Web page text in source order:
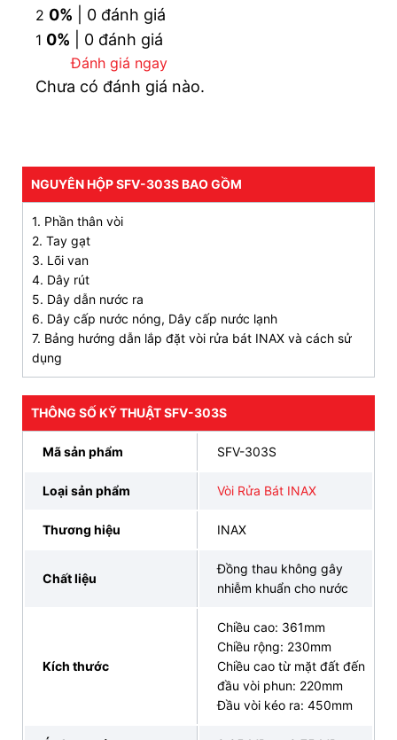
2. Ưu điểm nổi bật của vòi bếp INAX SFV303S
Thiết kế hiện đại, tay gạt đóng mở dễ dàng và
thuận tiện
Vệ sinh toàn diện với thiết kế vòi xoay 360 độ,
dễ dàng tiếp cận mọi ngóc ngách trong bồn rửa
Chất liệu vòi mềm dẻo, có thể uốn cong theo nhu
cầu sử dụng
Đầu vòi
– phun mưa nhẹ nhàng và phun mạnh
Được làm từ đồng thau, bề mặt mạ Cr- Ni đảm
bảo độ bền và sự sang trọng.
CAM KẾT CHÍNH HÃNG, ƯU ĐÃI HẤP DẪN, HỖ
TRỢ THANH TOÁN
TRẢ GÓP 0% LÃI SUẤT, GIAO HÀNG SIÊU TỐC
ĐẶT HÀNG NGAY
3. Bản vẽ kỹ thuật của vòi bếp INAX SFV-
2 0% | 0 đánh giá
1 0% | 0 đánh giá
Đánh giá ngay
Chưa có đánh giá nào.
NGUYÊN HỘP SFV-303S BAO GỒM
1. Phần thân vòi
2. Tay gạt
3. Lõi van
4. Dây rút
5. Dây dẫn nước ra
6. Dây cấp nước nóng, Dây cấp nước lạnh
7. Bảng hướng dẫn lắp đặt vòi rửa bát INAX và cách sử
dụng
THÔNG SỐ KỸ THUẬT SFV-303S
Mã sản phẩm SFV-303S
Loại sản phẩm Vòi Rửa Bát INAX
Thương hiệu INAX
Chất liệu
Đồng thau không gây
nhiễm khuẩn cho nước
Kích thước
Chiều cao: 361mm
Chiều rộng: 230mm
Chiều cao từ mặt đất đến
đầu vòi phun: 220mm
Đầu vòi kéo ra: 450mm